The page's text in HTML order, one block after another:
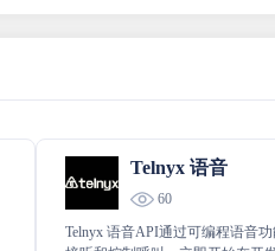
Telnyx 语音
60
Telnyx 语音API通过可编程语音功